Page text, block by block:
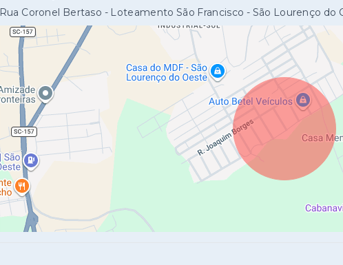
Rua Coronel Bertaso - Loteamento São Francisco - São Lourenço do